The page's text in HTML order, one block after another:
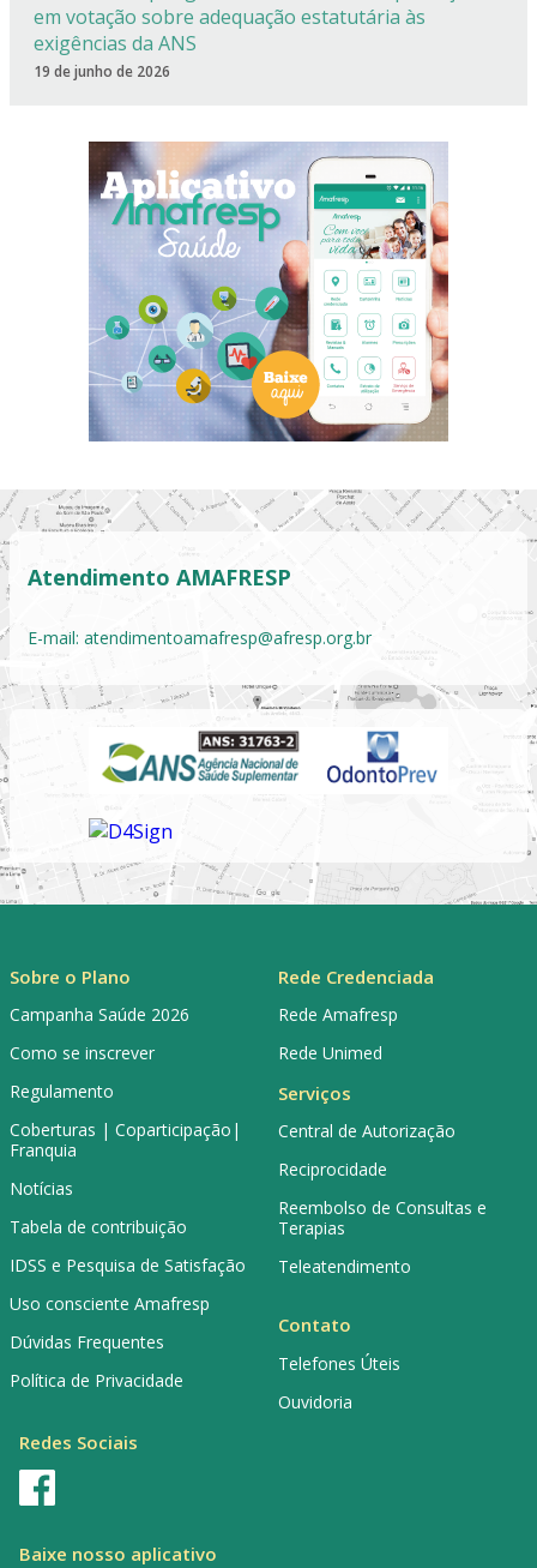
em votação sobre adequação estatutária às
exigências da ANS
19 de junho de 2026
Atendimento AMAFRESP
E-mail: atendimentoamafresp@afresp.org.br
Sobre o Plano
Campanha Saúde 2026
Como se inscrever
Regulamento
Coberturas | Coparticipação|
Franquia
Notícias
Tabela de contribuição
IDSS e Pesquisa de Satisfação
Uso consciente Amafresp
Dúvidas Frequentes
Política de Privacidade
Rede Credenciada
Rede Amafresp
Rede Unimed
Serviços
Central de Autorização
Reciprocidade
Reembolso de Consultas e
Terapias
Teleatendimento
Contato
Telefones Úteis
Ouvidoria
Redes Sociais
Baixe nosso aplicativo